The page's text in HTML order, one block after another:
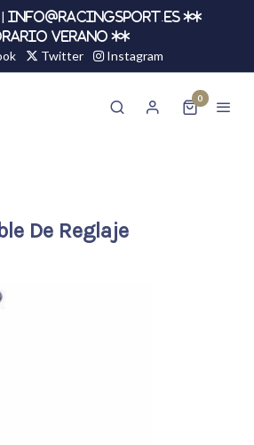
|
info@racingsport.es **
VERANO **
Twitter Instagram
0
De Reglaje